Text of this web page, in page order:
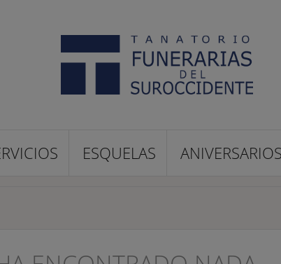
ESQUELAS ANIVERSARIOS